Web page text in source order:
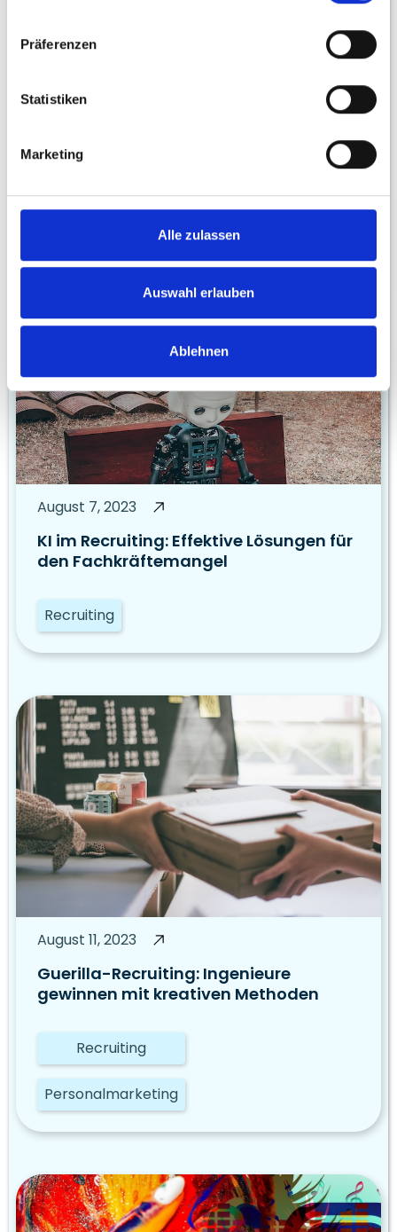
Präferenzen
Statistiken
Marketing
Alle zulassen
Auswahl erlauben
Ablehnen
Ist das Anschreiben durch ChatGPT
August 7, 2023
KI im Recruiting: Effektive Lösungen für
den Fachkräftemangel
Recruiting
August 11, 2023
Guerilla-Recruiting: Ingenieure
gewinnen mit kreativen Methoden
Recruiting
Personalmarketing